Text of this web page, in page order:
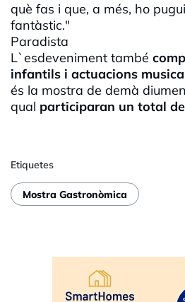
què fas i que, a més, ho
fantàstic."
Paradista
L`esdeveniment també
infantils i actuacions
és la mostra de demà
qual participaran un total
Etiquetes
Mostra Gastronòmica